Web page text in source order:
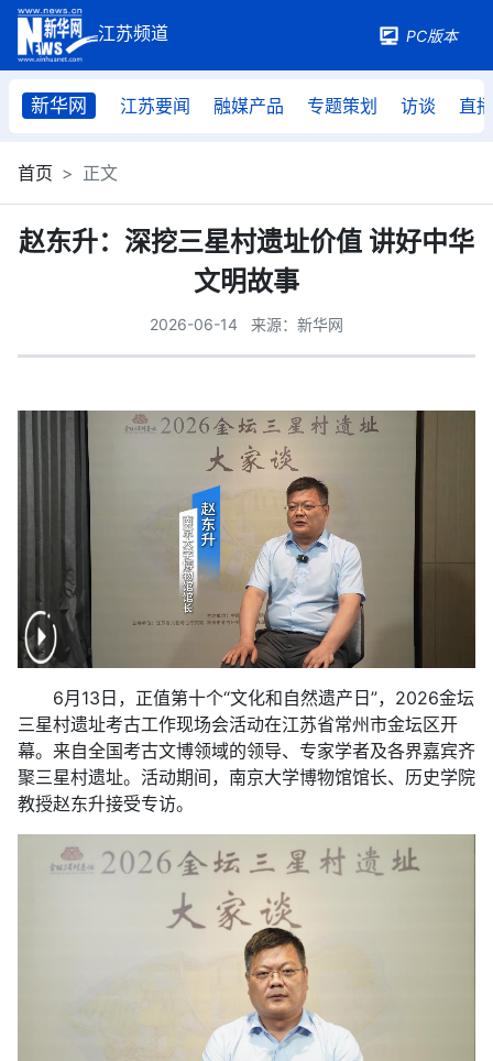
PC版本
新华网 江苏要闻 融媒产品 专题策划 访谈 直播
首页 正文
赵东升：深挖三星村遗址价值 讲好中华
文明故事
2026-06-14 来源：新华网
6月13日，正值第十个“文化和自然遗产日”，2026金坛
三星村遗址考古工作现场会活动在江苏省常州市金坛区开
幕。来自全国考古文博领域的领导、专家学者及各界嘉宾齐
聚三星村遗址。活动期间，南京大学博物馆馆长、历史学院
教授赵东升接受专访。